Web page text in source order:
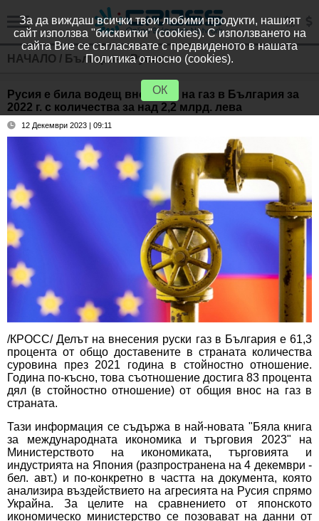
НАЧАЛО / България - Русия
Русия е била водещ вносител на газ в България за
2022 г. с количества за над 2,2 млрд. лева
12 Декември 2023 | 09:11
/КРОСС/ Делът на внесения руски газ в България е 61,3
процента от общо доставените в страната количества
суровина през 2021 година в стойностно отношение.
Година по-късно, това съотношение достига 83 процента
дял (в стойностно отношение) от общия внос на газ в
страната.
Тази информация се съдържа в най-новата "Бяла книга
за международната икономика и търговия 2023" на
Министерството на икономиката, търговията и
индустрията на Япония (разпространена на 4 декември -
бел. авт.) и по-конкретно в частта на документа, която
анализира въздействието на агресията на Русия спрямо
Украйна. За целите на сравнението от японското
икономическо министерство се позовават на данни от
За да виждаш всички твои любими продукти, нашият
сайт използва "бисквитки" (cookies). С използването на
сайта Вие се съгласявате с предвиденото в нашата
Политика относно (cookies).
ОК